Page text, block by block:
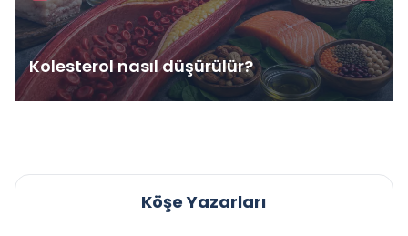
Kolesterol nasıl düşürülür?
Köşe Yazarları